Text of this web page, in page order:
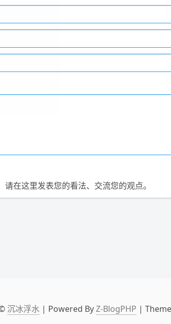
在这里发表您的看法、交流您的观点。
沉冰浮水| Powered ByZ-BlogPHP |